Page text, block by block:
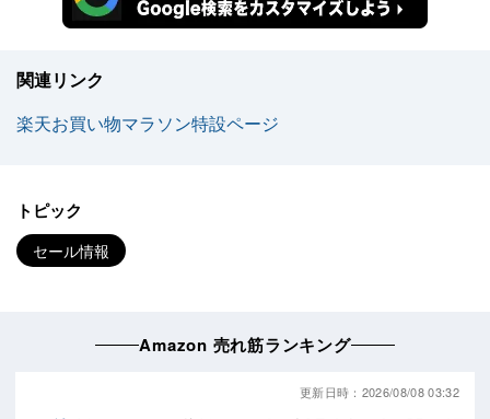
関連リンク
楽天お買い物マラソン特設ページ
トピック
セール情報